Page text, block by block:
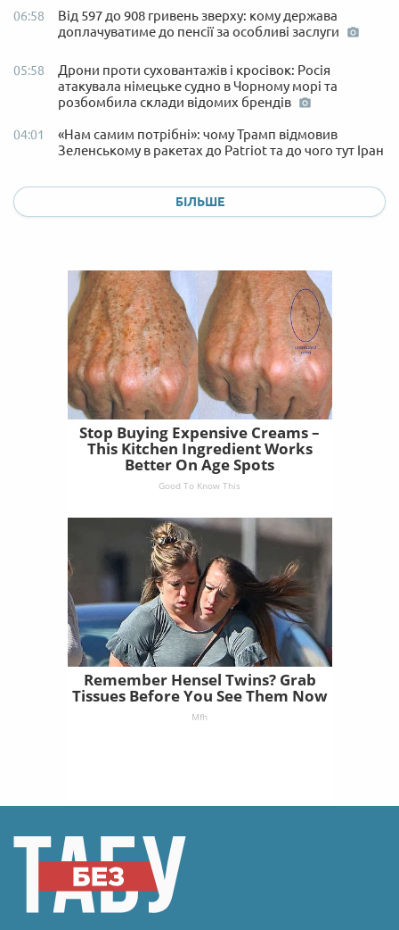
06:58
Від 597 до 908 гривень зверху: кому держава
доплачуватиме до пенсії за особливі заслуги
05:58
Дрони проти суховантажів і кросівок: Росія
атакувала німецьке судно в Чорному морі та
розбомбила склади відомих брендів
04:01
«Нам самим потрібні»: чому Трамп відмовив
Зеленському в ракетах до Patriot та до чого тут Іран
БІЛЬШЕ
Stop Buying Expensive Creams –
This Kitchen Ingredient Works
Better On Age Spots
Good To Know This
Remember Hensel Twins? Grab
Tissues Before You See Them Now
Mfh